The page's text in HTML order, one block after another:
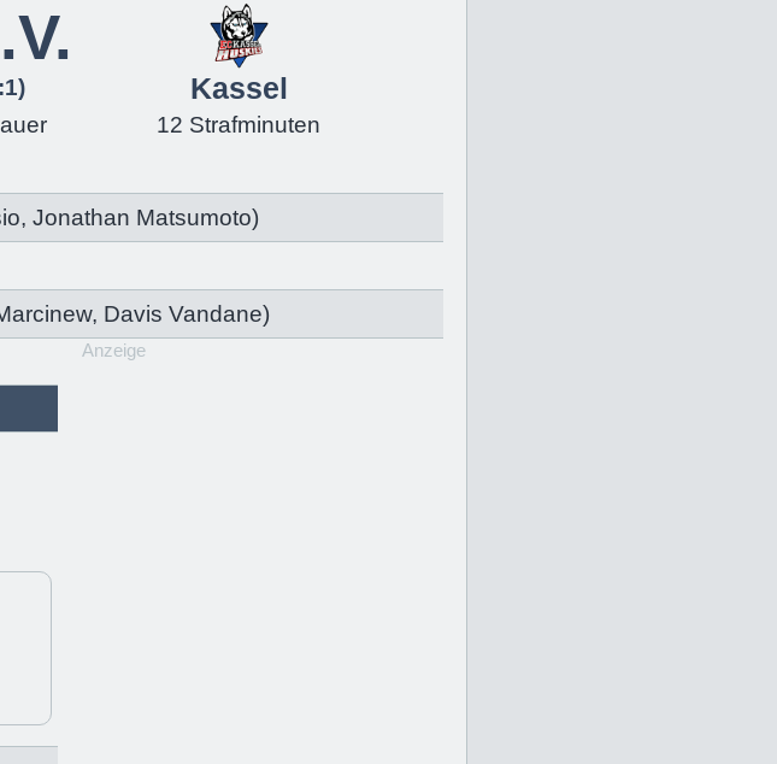
Kassel
12 Strafminuten
, Jonathan Matsumoto)
, Davis Vandane)
Anzeige